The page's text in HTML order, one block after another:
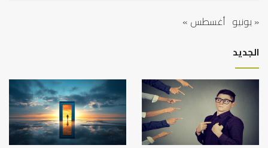
« يونيو أغسطس »
الجديد